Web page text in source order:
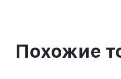
Похожие